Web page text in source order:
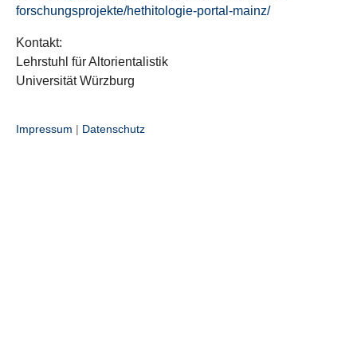
forschungsprojekte/hethitologie-portal-mainz/
Kontakt:
Lehrstuhl für Altorientalistik
Universität Würzburg
Impressum | Datenschutz